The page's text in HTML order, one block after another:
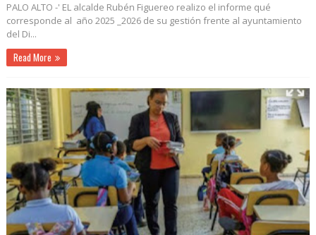
PALO ALTO -' EL alcalde Rubén Figuereo realizo el informe qué
corresponde al año 2025 _2026 de su gestión frente al ayuntamiento
del Di...
Read More